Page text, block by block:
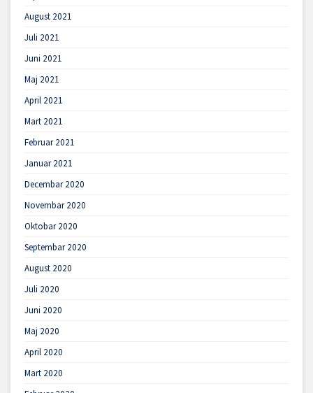
August 2021
Juli 2021
Juni 2021
Maj 2021
April 2021
Mart 2021
Februar 2021
Januar 2021
Decembar 2020
Novembar 2020
Oktobar 2020
Septembar 2020
August 2020
Juli 2020
Juni 2020
Maj 2020
April 2020
Mart 2020